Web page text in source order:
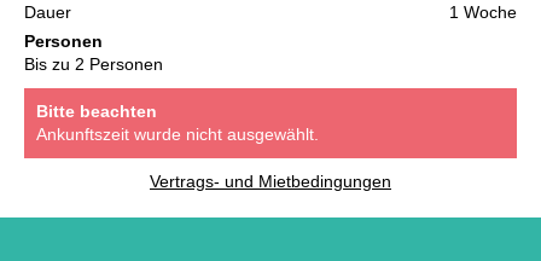
Dauer
1 Woche
Personen
Bis zu 2 Personen
Bitte beachten
Ankunftszeit wurde nicht ausgewählt.
Vertrags- und Mietbedingungen